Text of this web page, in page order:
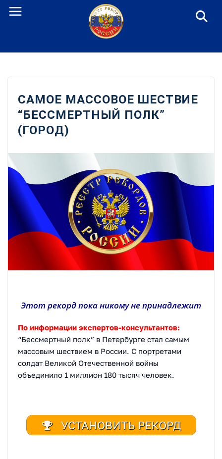
Перейти
САМОЕ МАССОВОЕ ШЕСТВИЕ
“БЕССМЕРТНЫЙ ПОЛК”
(ГОРОД)
Этот рекорд пока никому не принадлежит
По информации экспертов-консультантов:
“Бессмертный полк” в Петербурге стал самым
массовым шествием в России. С портретами
солдат Великой Отечественной войны
объединило 1 миллион 180 тысяч человек.
УСТАНОВИТЬ РЕКОРД